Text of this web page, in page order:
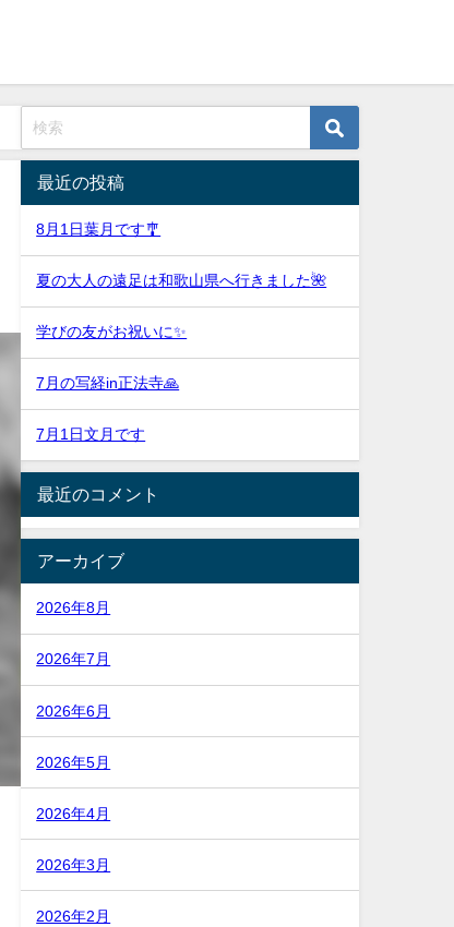
最近の投稿
8月1日葉月です🎐
夏の大人の遠足は和歌山県へ行きました🌺
学びの友がお祝いに✨
7月の写経in正法寺🙏
7月1日文月です
最近のコメント
アーカイブ
2026年8月
2026年7月
2026年6月
2026年5月
2026年4月
2026年3月
2026年2月